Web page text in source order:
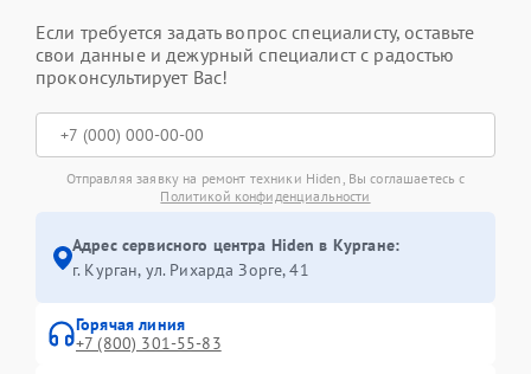
Если требуется задать вопрос специалисту, оставьте
свои данные и дежурный специалист с радостью
проконсультирует Вас!
Отправляя заявку на ремонт техники Hiden, Вы соглашаетесь с
Политикой конфиденциальности
Адрес сервисного центра Hiden в Кургане:
г. Курган, ул. Рихарда Зорге, 41
Горячая линия
+7 (800) 301-55-83